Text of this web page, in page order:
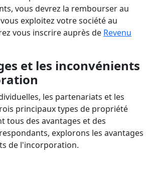
vous devrez la rembourser au
exploitez votre société au
vous inscrire auprès de Revenu
et les inconvénients
les partenariats et les
principaux types de propriété
tous des avantages et des
explorons les avantages
de l'incorporation.